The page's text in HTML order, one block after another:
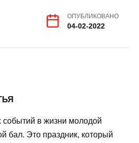
ОПУБЛИКОВАНО
04-02-2022
в жизни молодой
бал. Это праздник, который